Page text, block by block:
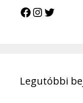
Facebook
Instagram
Legutóbbi